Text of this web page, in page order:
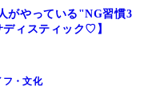
がやっている"NG習慣3
ィスティック♡】
フ・文化